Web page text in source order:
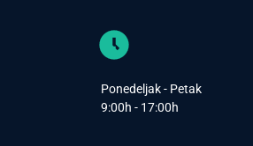
Ponedeljak - Petak
9:00h - 17:00h